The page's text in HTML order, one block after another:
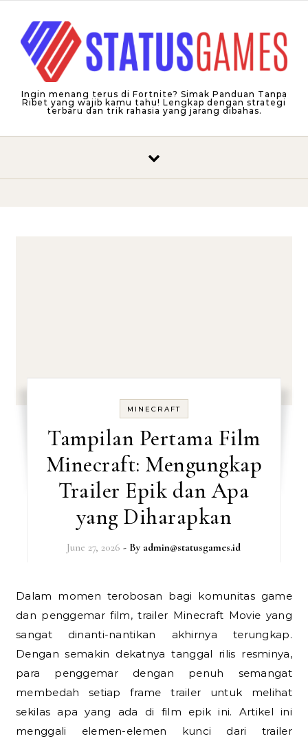
Ingin menang terus di Fortnite? Simak Panduan Tanpa
Ribet yang wajib kamu tahu! Lengkap dengan strategi
terbaru dan trik rahasia yang jarang dibahas.
MINECRAFT
Tampilan Pertama Film
Minecraft: Mengungkap
Trailer Epik dan Apa
yang Diharapkan
June 27, 2026 - By admin@statusgames.id
Dalam momen terobosan bagi komunitas game
dan penggemar film, trailer Minecraft Movie yang
sangat dinanti-nantikan akhirnya terungkap.
Dengan semakin dekatnya tanggal rilis resminya,
para penggemar dengan penuh semangat
membedah setiap frame trailer untuk melihat
sekilas apa yang ada di film epik ini. Artikel ini
menggali elemen-elemen kunci dari trailer